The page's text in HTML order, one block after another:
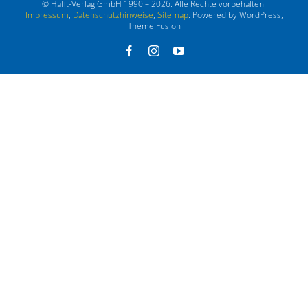
© Häfft-Verlag GmbH 1990 – 2026. Alle Rechte vorbehalten.
Impressum, Datenschutzhinweise, Sitemap. Powered by WordPress,
Theme Fusion
FacebookInstagramYouTube